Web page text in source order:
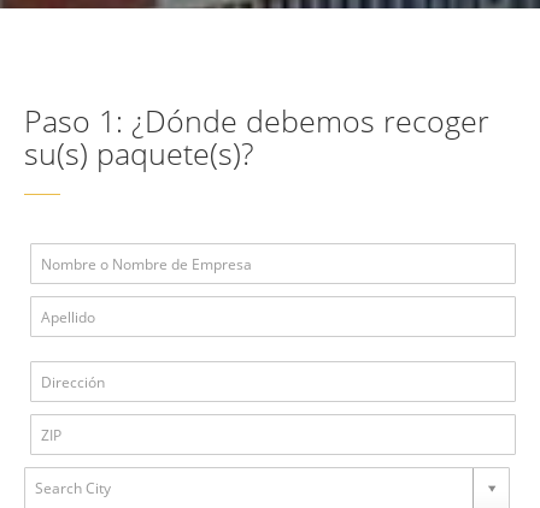
Paso 1: ¿Dónde debemos recoger
su(s) paquete(s)?
Search City